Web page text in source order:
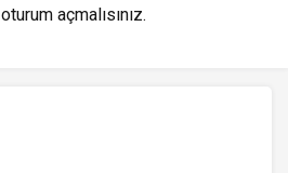
oturum açmalısınız.